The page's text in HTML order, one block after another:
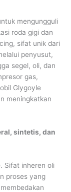
mengungguli
roda gigi dan
sifat unik dari
penyusut,
segel, oli, dan
gas,
Glygoyle
meningkatkan
sintetis, dan
Sifat inheren oli
proses yang